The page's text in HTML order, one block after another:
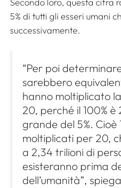
Secondo loro, questa cifra
5% di tutti gli esseri umani
successivamente.
“Per poi
sarebbero
hanno moltiplicato
20, perché il 100%
grande del 5%. Cioè
moltiplicati per 20,
a 2,34 trilioni di
esisteranno prima
dell’umanità”,